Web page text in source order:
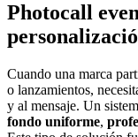
Photocall
Cuando una marca
o lanzamientos,
y al mensaje. Un
fondo uniforme,